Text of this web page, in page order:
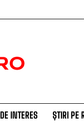
DE INTERES ȘTIRI PE